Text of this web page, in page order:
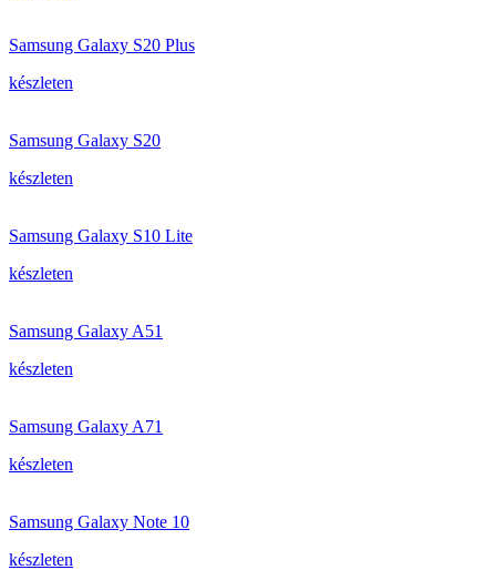
Samsung Galaxy S20 Plus
készleten
Samsung Galaxy S20
készleten
Samsung Galaxy S10 Lite
készleten
Samsung Galaxy A51
készleten
Samsung Galaxy A71
készleten
Samsung Galaxy Note 10
készleten